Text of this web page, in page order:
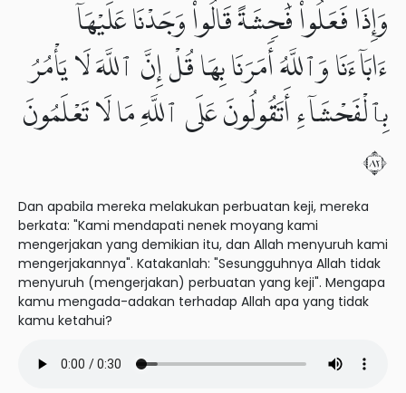
وَإِذَا فَعَلُوا۟ فَٰحِشَةً قَالُوا۟ وَجَدْنَا عَلَيْهَآ
ءَابَآءَنَا وَٱللَّهُ أَمَرَنَا بِهَا قُلْ إِنَّ ٱللَّهَ لَا يَأْمُرُ
بِٱلْفَحْشَآءِ أَتَقُولُونَ عَلَى ٱللَّهِ مَا لَا تَعْلَمُونَ
٢٨
Dan apabila mereka melakukan perbuatan keji, mereka
berkata: "Kami mendapati nenek moyang kami
mengerjakan yang demikian itu, dan Allah menyuruh kami
mengerjakannya". Katakanlah: "Sesungguhnya Allah tidak
menyuruh (mengerjakan) perbuatan yang keji". Mengapa
kamu mengada-adakan terhadap Allah apa yang tidak
kamu ketahui?